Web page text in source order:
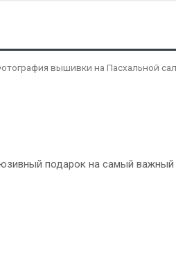
вышивки на Пасхальной
подарок на самый важный